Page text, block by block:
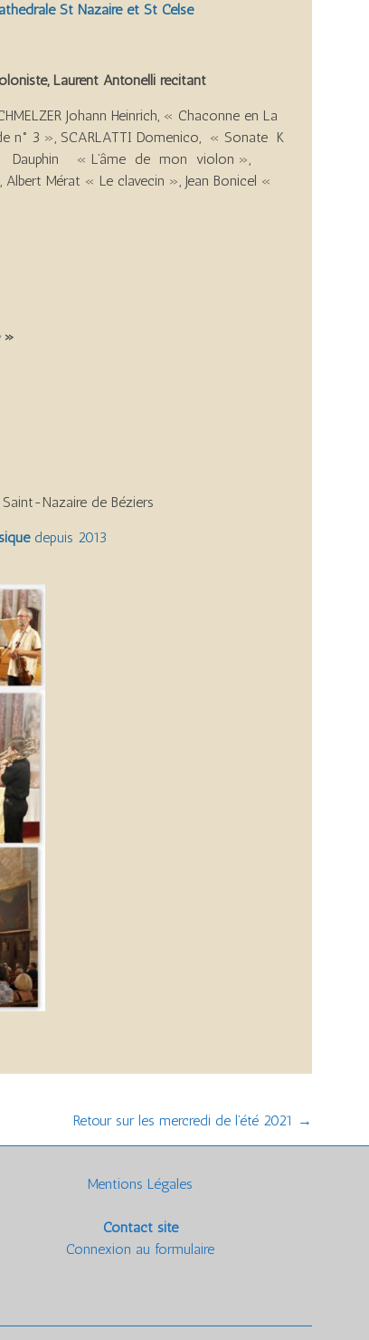
St Nazaire et St Celse
Laurent Antonelli récitant
Johann Heinrich, « Chaconne en La
n° 3 », SCARLATTI Domenico, « Sonate K
Dauphin « L’âme de mon violon »,
Mérat « Le clavecin », Jean Bonicel «
»
Nazaire de Béziers
depuis 2013
Retour sur les mercredi de l’été 2021 →
Mentions Légales
Contact site
Connexion au formulaire